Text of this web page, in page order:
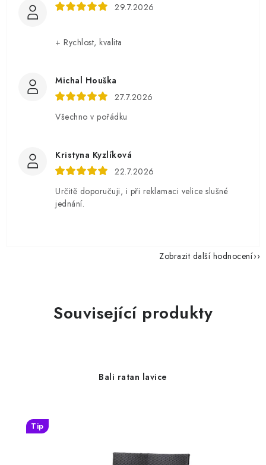
29.7.2026
+ Rychlost, kvalita
Michal Houška
27.7.2026
Všechno v pořádku
Kristyna Kyzlíková
22.7.2026
Určitě doporučuji, i při reklamaci velice slušné
jednání.
Zobrazit další hodnocení
Související produkty
Bali ratan lavice
Tip